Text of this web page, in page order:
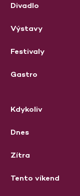
Divadlo
Výstavy
Festivaly
Gastro
Kdykoliv
Dnes
Zítra
Tento víkend